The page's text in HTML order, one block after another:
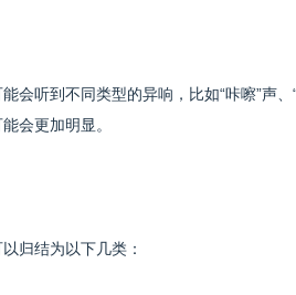
会听到不同类型的异响，比如“咔嚓”声
会更加明显。
归结为以下几类：